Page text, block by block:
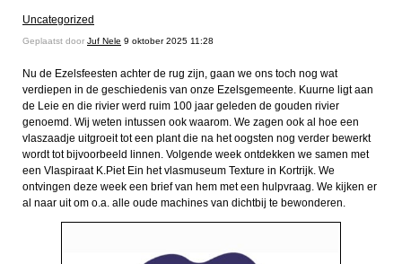
Uncategorized
Geplaatst door Juf Nele 9 oktober 2025 11:28
Nu de Ezelsfeesten achter de rug zijn, gaan we ons toch nog wat
verdiepen in de geschiedenis van onze Ezelsgemeente. Kuurne ligt aan
de Leie en die rivier werd ruim 100 jaar geleden de gouden rivier
genoemd. Wij weten intussen ook waarom. We zagen ook al hoe een
vlaszaadje uitgroeit tot een plant die na het oogsten nog verder bewerkt
wordt tot bijvoorbeeld linnen. Volgende week ontdekken we samen met
een Vlaspiraat K.Piet Ein het vlasmuseum Texture in Kortrijk. We
ontvingen deze week een brief van hem met een hulpvraag. We kijken er
al naar uit om o.a. alle oude machines van dichtbij te bewonderen.